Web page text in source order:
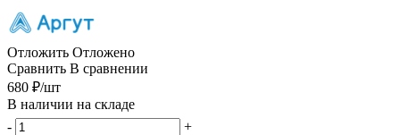
Отложить Отложено
Сравнить В сравнении
680 ₽/шт
В наличии на складе
-
+